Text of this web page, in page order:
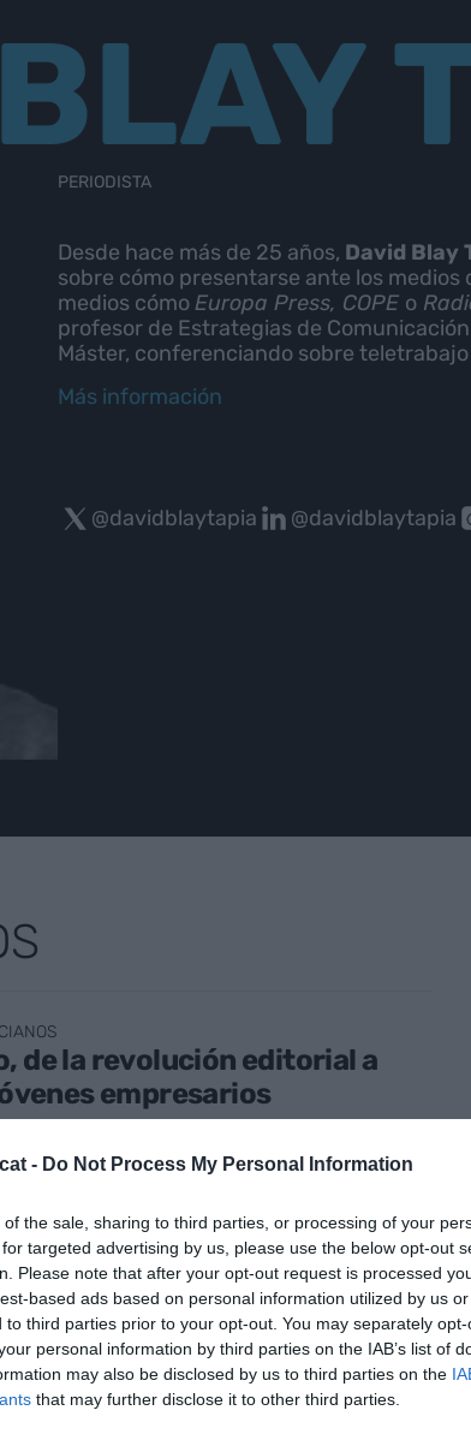
- Do Not Process My Personal Information
the sale, sharing to third parties, or processing of your
targeted advertising by us, please use the below opt-out
Please note that after your opt-out request is processed
based ads based on personal information utilized by us
to third parties prior to your opt-out. You may separately
personal information by third parties on the IAB’s list of
may also be disclosed by us to third parties on the
that may further disclose it to other third parties.
PERIODISTA
Desde hace más de 25 años, David Blay
sobre cómo presentarse ante los
medios cómoEuropa Press, COPE o
profesor de Estrategias de
Máster, conferenciando sobre
Más información
@davidblaytapia @davidblaytapia
de la revolución editorial a
empresarios
la pausa en medio de la